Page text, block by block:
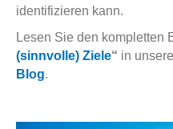
identifizieren kann.
Lesen Sie den kompletten
(sinnvolle) Ziele“ in
Blog.